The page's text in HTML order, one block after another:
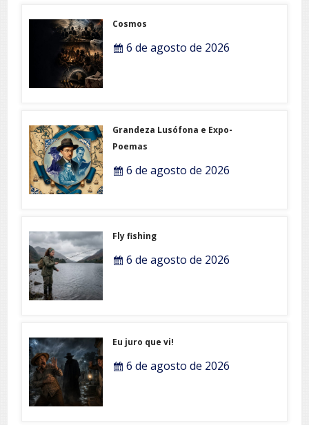
Cosmos
6 de agosto de 2026
Grandeza Lusófona e Expo-
Poemas
6 de agosto de 2026
Fly fishing
6 de agosto de 2026
Eu juro que vi!
6 de agosto de 2026